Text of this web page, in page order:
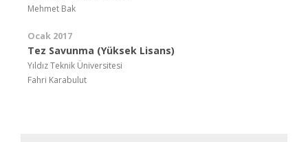
Mehmet Bak
Ocak 2017
Tez Savunma (Yüksek Lisans)
Yıldız Teknik Üniversitesi
Fahri Karabulut